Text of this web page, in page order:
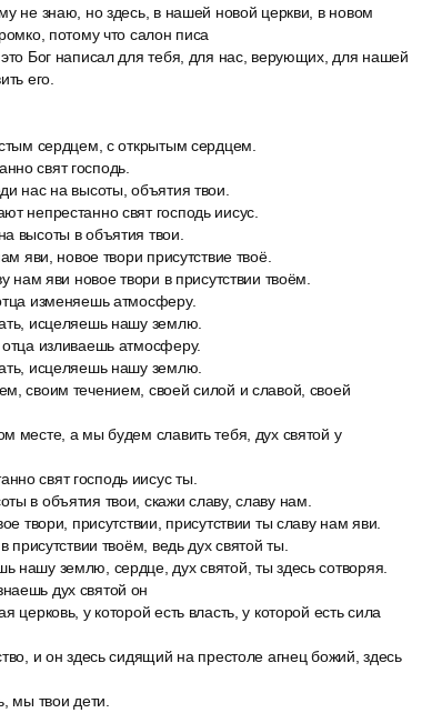
не знаю, но здесь, в нашей новой церкви, в новом
потому что салон писа
Бог написал для тебя, для нас, верующих, для нашей
его.
сердцем, с открытым сердцем.
свят господь.
нас на высоты, объятия твои.
непрестанно свят господь иисус.
высоты в объятия твои.
яви, новое твори присутствие твоё.
нам яви новое твори в присутствии твоём.
изменяешь атмосферу.
исцеляешь нашу землю.
изливаешь атмосферу.
исцеляешь нашу землю.
своим течением, своей силой и славой, своей
месте, а мы будем славить тебя, дух святой у
свят господь иисус ты.
в объятия твои, скажи славу, славу нам.
твори, присутствии, присутствии ты славу нам яви.
твоём, ведь дух святой ты.
нашу землю, сердце, дух святой, ты здесь сотворяя.
дух святой он
у которой есть власть, у которой есть сила
и он здесь сидящий на престоле агнец божий, здесь
мы твои дети.